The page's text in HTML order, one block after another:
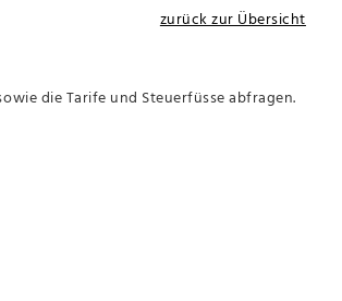
zurück zur Übersicht
die Tarife und Steuerfüsse abfragen.